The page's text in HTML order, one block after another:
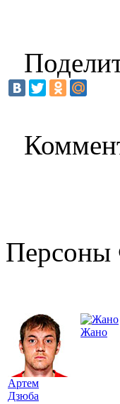
Персоны
Артем
Дзюба
Жано